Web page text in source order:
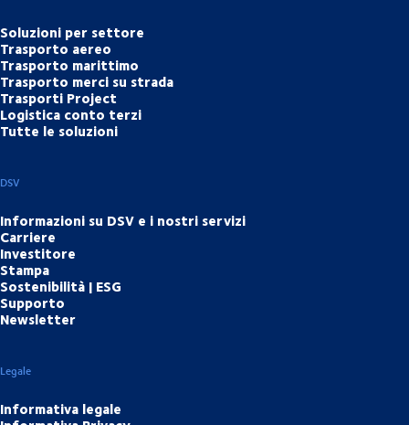
Soluzioni per settore
Trasporto aereo
Trasporto marittimo
Trasporto merci su strada
Trasporti Project
Logistica conto terzi
Tutte le soluzioni
DSV
Informazioni su DSV e i nostri servizi
Carriere
Investitore
Stampa
Sostenibilità | ESG
Supporto
Newsletter
Legale
Informativa legale